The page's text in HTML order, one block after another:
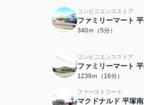
コンビニエンスストア
ファミリーマート
340ｍ（5分）
コンビニエンスストア
ファミリーマート
1239ｍ（16分）
ファーストフード
マクドナルド 平塚